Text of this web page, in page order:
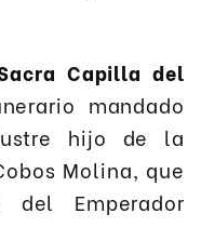
Capilla del
mandado
hijo de la
Molina, que
del Emperador